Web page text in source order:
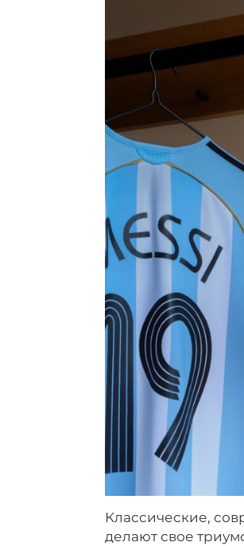
Классические,
делают свое